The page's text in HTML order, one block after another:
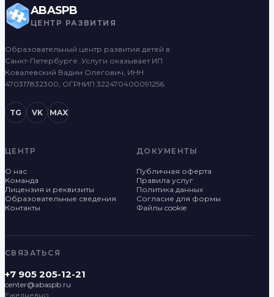
ABASPB
ЦЕНТР РАЗВИТИЯ
Образовательный центр развития детей в
Санкт-Петербурге. Услуги оказывает ИП
Ковалевский Вадим Олегович, ИНН
470317832300, ОГРНИП 322470400091256.
TG VK MAX
ЦЕНТР
О нас
Команда
Лицензия и реквизиты
Образовательные сведения
Контакты
ДОКУМЕНТЫ
Публичная оферта
Правила услуг
Политика данных
Согласие для формы
Файлы cookie
СВЯЗАТЬСЯ
+7 905 205-12-21
center@abaspb.ru
Ежедневно